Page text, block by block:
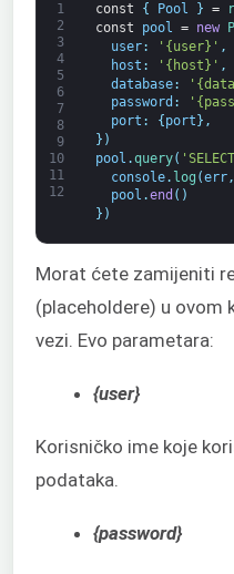
1
2
3
4
5
6
7
8
9
10
11
12
const { Pool } =
const
pool = new
user: '{user}' ,
host : '{host}' ,
database:
password :
port : { port } ,
} )
pool .query(
console. log (err,
pool .end ( )
} )
Morat ćete zamijeniti
(placeholdere) u ovom
vezi. Evo parametara:
{user}
Korisničko ime koje
podataka.
{password}